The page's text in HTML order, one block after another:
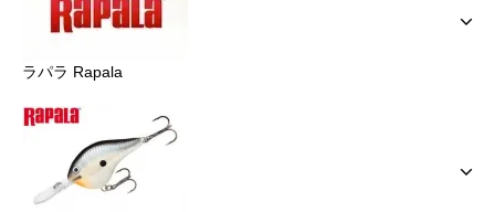
ラパラ Rapala